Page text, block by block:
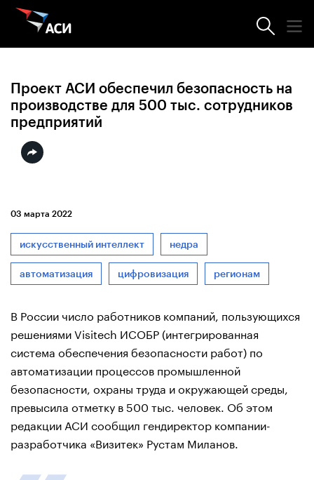
Новости АСИ
Проект АСИ обеспечил безопасность на
производстве для 500 тыс. сотрудников
предприятий
03 марта 2022
искусственный интеллект недра
автоматизация цифровизация регионам
В России число работников компаний, пользующихся
решениями Visitech ИСОБР (интегрированная
система обеспечения безопасности работ) по
автоматизации процессов промышленной
безопасности, охраны труда и окружающей среды,
превысила отметку в 500 тыс. человек. Об этом
редакции АСИ сообщил гендиректор компании-
разработчика «Визитек» Рустам Миланов.